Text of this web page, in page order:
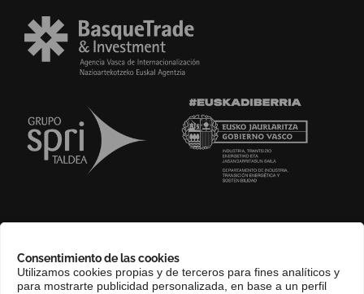
Consentimiento de las cookies
Utilizamos cookies propias y de terceros para fines analíticos y
para mostrarte publicidad personalizada, en base a un perfil
COMPLIANCE CHANNEL
CONTACTO